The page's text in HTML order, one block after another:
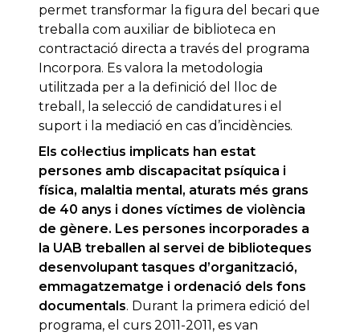
permet transformar la figura del becari que
treballa com auxiliar de biblioteca en
contractació directa a través del programa
Incorpora. Es valora la metodologia
utilitzada per a la definició del lloc de
treball, la selecció de candidatures i el
suport i la mediació en cas d’incidències.
Els col·lectius implicats han estat
persones amb discapacitat psíquica i
física, malaltia mental, aturats més grans
de 40 anys i dones víctimes de violència
de gènere. Les persones incorporades a
la UAB treballen al servei de biblioteques
desenvolupant tasques d’organització,
emmagatzematge i ordenació dels fons
documentals. Durant la primera edició del
programa, el curs 2011-2011, es van